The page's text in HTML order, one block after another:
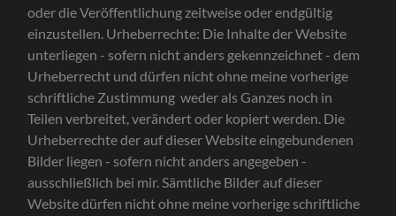
oder die Veröffentlichung zeitweise oder endgültig
einzustellen. Urheberrechte: Die Inhalte der Website
unterliegen - sofern nicht anders gekennzeichnet - dem
Urheberrecht und dürfen nicht ohne meine vorherige
schriftliche Zustimmung weder als Ganzes noch in
Teilen verbreitet, verändert oder kopiert werden. Die
Urheberrechte der auf dieser Website eingebundenen
Bilder liegen - sofern nicht anders angegeben -
ausschließlich bei mir. Sämtliche Bilder auf dieser
Website dürfen nicht ohne meine vorherige schriftliche